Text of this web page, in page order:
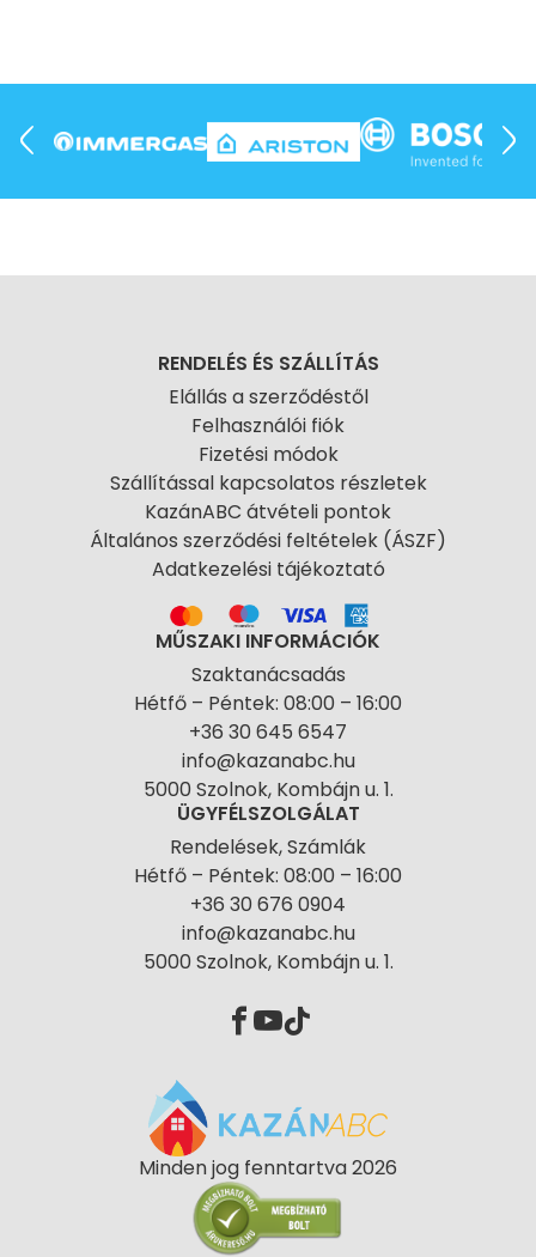
RENDELÉS ÉS SZÁLLÍTÁS
Elállás a szerződéstől
Felhasználói fiók
Fizetési módok
Szállítással kapcsolatos részletek
KazánABC átvételi pontok
Általános szerződési feltételek (ÁSZF)
Adatkezelési tájékoztató
MŰSZAKI INFORMÁCIÓK
Szaktanácsadás
Hétfő – Péntek: 08:00 – 16:00
+36 30 645 6547
info@kazanabc.hu
5000 Szolnok, Kombájn u. 1.
ÜGYFÉLSZOLGÁLAT
Rendelések, Számlák
Hétfő – Péntek: 08:00 – 16:00
+36 30 676 0904
info@kazanabc.hu
5000 Szolnok, Kombájn u. 1.
Minden jog fenntartva 2026